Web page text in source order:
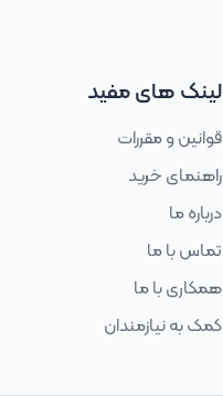
لینک های مفید
قوانین و مقررات
راهنمای خرید
درباره ما
تماس با ما
همکاری با ما
کمک به نیازمندان